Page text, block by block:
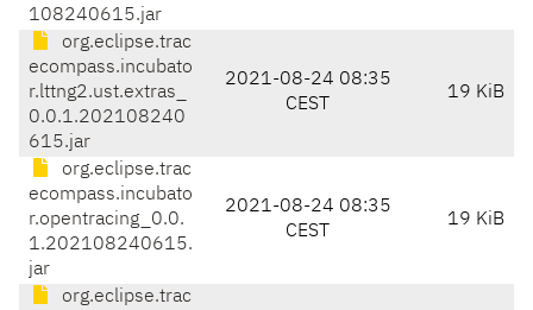
108240615.jar
org.eclipse.trac
ecompass.incubato
r.lttng2.ust.extras_
0.0.1.202108240
615.jar
2021-08-24 08:35
CEST
19 KiB
org.eclipse.trac
ecompass.incubato
r.opentracing_0.0.
1.202108240615.
jar
2021-08-24 08:35
CEST
19 KiB
org.eclipse.trac